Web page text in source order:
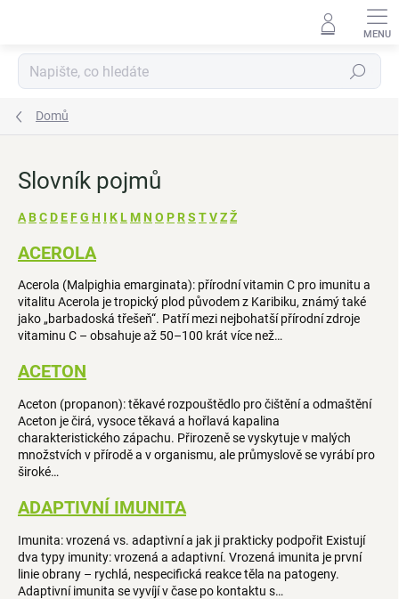
Hledat
Domů
Slovník pojmů
A BC D E FG H I K L M N O P RS TVZŽ
V
p
i
s
l
v
n
í
k
v
c
h
p
ACEROLA
Acerola (Malpighia emarginata): přírodní vitamin C pro imunitu a
vitalitu Acerola je tropický plod původem z Karibiku, známý také
jako „barbadoská třešeň“. Patří mezi nejbohatší přírodní zdroje
vitaminu C – obsahuje až 50–100 krát více než…
ACETON
Aceton (propanon): těkavé rozpouštědlo pro čištění a odmaštění
Aceton je čirá, vysoce těkavá a hořlavá kapalina
charakteristického zápachu. Přirozeně se vyskytuje v malých
množstvích v přírodě a v organismu, ale průmyslově se vyrábí pro
široké…
ADAPTIVNÍ IMUNITA
Imunita: vrozená vs. adaptivní a jak ji prakticky podpořit Existují
dva typy imunity: vrozená a adaptivní. Vrozená imunita je první
linie obrany – rychlá, nespecifická reakce těla na patogeny.
Adaptivní imunita se vyvíjí v čase po kontaktu s…